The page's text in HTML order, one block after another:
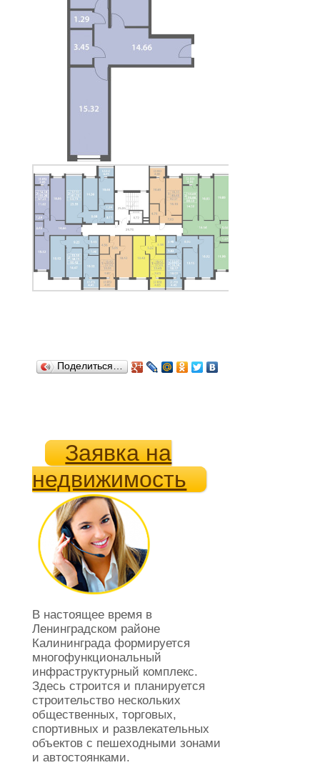
Поделиться…
Заявка на
недвижимость
В настоящее время в
Ленинградском районе
Калининграда формируется
многофункциональный
инфраструктурный комплекс.
Здесь строится и планируется
строительство нескольких
общественных, торговых,
спортивных и развлекательных
объектов с пешеходными зонами
и автостоянками.